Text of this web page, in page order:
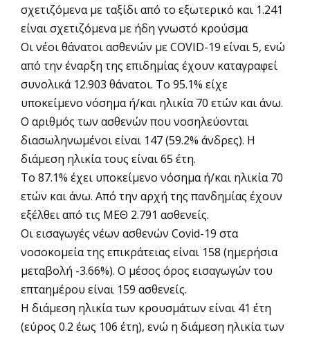
σχετιζόμενα με ταξίδι από το εξωτερικό και 1.241
είναι σχετιζόμενα με ήδη γνωστό κρούσμα
Οι νέοι θάνατοι ασθενών με COVID-19 είναι 5, ενώ
από την έναρξη της επιδημίας έχουν καταγραφεί
συνολικά 12.903 θάνατοι. Το 95.1% είχε
υποκείμενο νόσημα ή/και ηλικία 70 ετών και άνω.
Ο αριθμός των ασθενών που νοσηλεύονται
διασωληνωμένοι είναι 147 (59.2% άνδρες). Η
διάμεση ηλικία τους είναι 65 έτη.
To 87.1% έχει υποκείμενο νόσημα ή/και ηλικία 70
ετών και άνω. Από την αρχή της πανδημίας έχουν
εξέλθει από τις ΜΕΘ 2.791 ασθενείς.
Οι εισαγωγές νέων ασθενών Covid-19 στα
νοσοκομεία της επικράτειας είναι 158 (ημερήσια
μεταβολή -3.66%). Ο μέσος όρος εισαγωγών του
επταημέρου είναι 159 ασθενείς.
Η διάμεση ηλικία των κρουσμάτων είναι 41 έτη
(εύρος 0.2 έως 106 έτη), ενώ η διάμεση ηλικία των